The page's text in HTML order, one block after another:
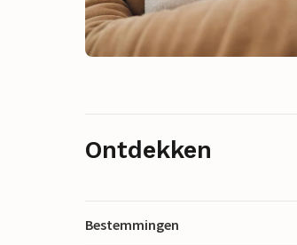
Ontdekken
Bestemmingen